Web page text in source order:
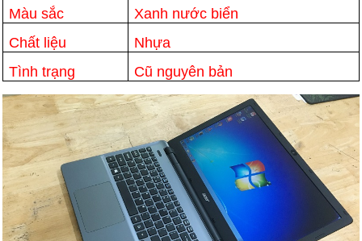
Màu sắc
Xanh nước biển
Chất liệu
Nhựa
Tình trạng
Cũ nguyên bản